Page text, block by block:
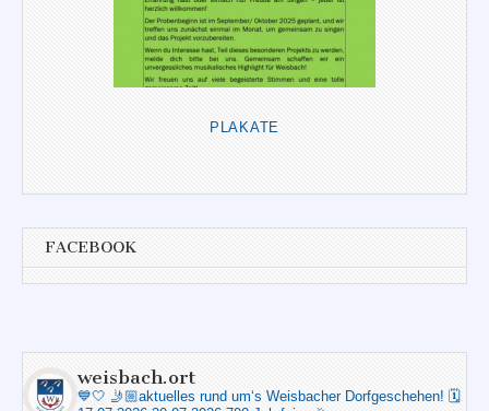
PLAKATE
FACEBOOK
weisbach.ort
💙🤍 🤳🏼aktuelles rund um‘s Weisbacher Dorfgeschehen! 🗓️